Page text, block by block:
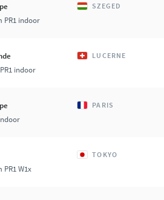
SZEGED
PR1 indoor
LUCERNE
indoor
PARIS
TOKYO
PR1 W1x